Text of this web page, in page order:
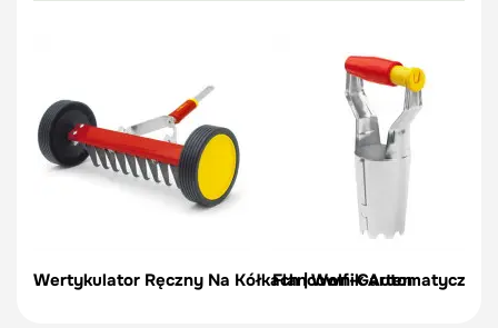
Wertykulator Ręczny Na Kółkach | Wolf-Garten
Flancownik Automatyczny